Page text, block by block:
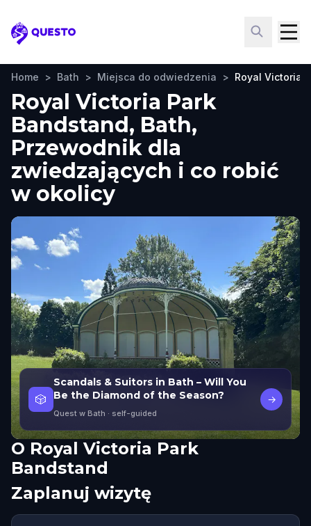
Questo
Home > Bath > Miejsca do odwiedzenia > Royal Victoria
Royal Victoria Park
Bandstand, Bath,
Przewodnik dla
zwiedzających i co robić
w okolicy
🎲
Scandals & Suitors in Bath – Will You
Be the Diamond of the Season?
Quest w Bath · self-guided
→
O Royal Victoria Park
Bandstand
Zaplanuj wizytę